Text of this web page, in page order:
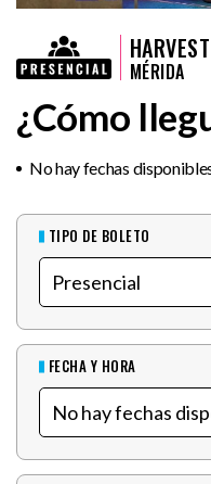
MÉRIDA
¿Cómo
No hay fechas
TIPO DE BOLETO
FECHA Y HORA